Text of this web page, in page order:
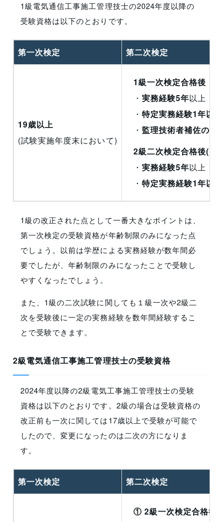
1級電気通信工事施工管理技士の2024年度以降の
受験資格は以下のとおりです。
第一次検定 第二次検定
19歳以上
(試験実施年度末において)
1級一次検定合格後
・実務経験5年以上
・特定実務経験1年以上
・ 監理技術者補佐の実
2級二次検定合格後(1
・実務経験5年以上
・特定実務経験1年以上
1級の改正された点として一番大きなポイントは、
第一次検定の受験資格が年齢制限のみになった点
でしょう。以前は学歴による実務経験が数年間必
要でしたが、年齢制限のみになったことで受験し
やすくなったでしょう。
また、1級の二次試験に関しても１級一次や2級二
次を受験後に一定の実務経験を数年間経験するこ
とで受験できます。
2級電気通信工事施工管理技士の受験資格
2024年度以降の2級電気工事施工管理技士の受験
資格は以下のとおりです。2級の場合は受験資格の
改正前も一次に関しては17歳以上で受験が可能で
したので、変更になったのは二次の方になりま
す。
第一次検定 第二次検定
① 2級一次検定合格後